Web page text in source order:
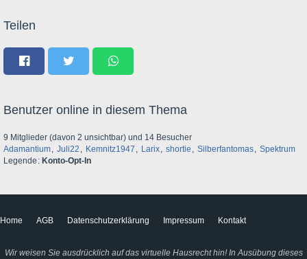
Teilen
Benutzer online in diesem Thema
9 Mitglieder (davon 2 unsichtbar) und 14 Besucher
Adamantium
Juli22 Kemnitz1947 Larix shortie Silberfantomas
Spektrum
Legende
Konto-Opt-In
Home AGB Datenschutzerklärung Impressum Kontakt
Wir weisen Sie ausdrücklich auf das virtuelle Hausrecht hin! In Ausübung dieses